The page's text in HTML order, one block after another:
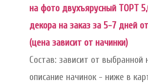
на фото двухъярусный ТОРТ
декора на заказ за 5-7 дней
(цена зависит от начинки)
Состав: зависит от выбранной
описание начинок - ниже в